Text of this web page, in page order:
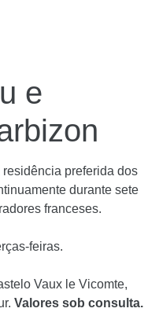
e
preferida dos
durante sete
franceses.
feiras.
Vaux le Vicomte,
Valores sob consulta.